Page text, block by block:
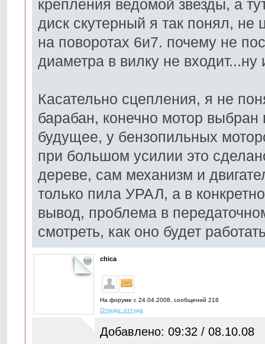
крепления ведомой звезды, а
диск скутерный я так понял,
на поворотах 6и7. почему не
диаметра в вилку не входит...ну
Касательно сцепления, я не
барабан, конечно мотор
будущее, у бензопильных
при большом усилии это
дереве, сам механизм и
только пила УРАЛ, а в
вывод, проблема в
смотреть, как оно будет
chica
На форуме с 24.04.2008, cообщений 216
Откуда: оттуда
Добавлено: 09:32 / 08.10.08